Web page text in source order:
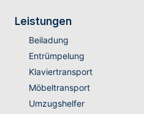
Leistungen
Beiladung
Entrümpelung
Klaviertransport
Möbeltransport
Umzugshelfer